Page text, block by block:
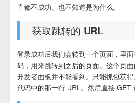
直都不成功。也不知道是为什么。
获取跳转的 URL
登录成功后我们会转到一个页面，里
码，用来跳转到之后的页面。这个页
开发者面板并不能看到。只能抓包获
代码中的那一行 URL。然后直接 GET